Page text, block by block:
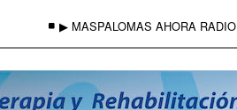
▶ MASPALOMAS AHORA RADIO